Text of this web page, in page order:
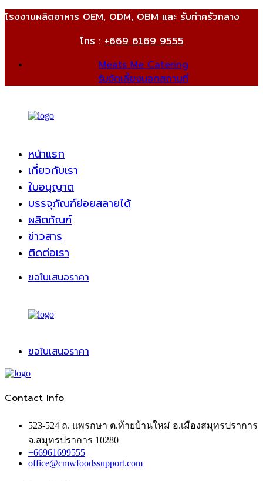
โรงงานผลิตอาหาร OEM, ODM, OBM และ รับทำครัวกลาง
โทร :+669 6169 9555
Meats Me Catering
รับจัดเลี้ยงนอกสถานที่
หน้าแรก
เกี่ยวกับเรา
ใบอนุญาต
บรรจุภัณฑ์ย่อยสลายได้
ผลิตภัณฑ์
ข่าวสาร
ติดต่อเรา
ขอใบเสนอราคา
ขอใบเสนอราคา
Contact Info
523-524 ถ. แพรกษา ต.ท้ายบ้านใหม่ อ.เมืองสมุทรปราการ
จ.สมุทรปราการ 10280
+66961699555
office@cmwfoodssupport.com